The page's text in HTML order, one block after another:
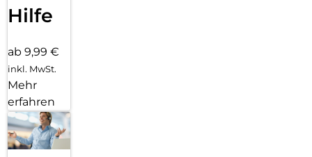
Hilfe
ab 9,99 €
inkl. MwSt.
Mehr
erfahren